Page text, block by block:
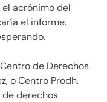
el acrónimo del
el informe.
de Derechos
o Centro Prodh,
derechos